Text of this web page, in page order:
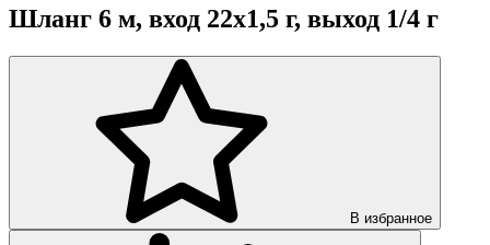
Шланг 6 м, вход 22х1,5 г, выход 1/4 г
В избранное